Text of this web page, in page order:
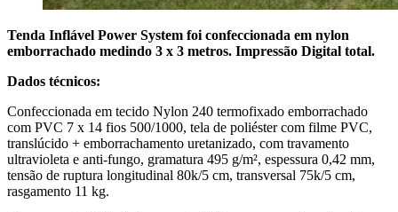
Tenda Inflável Power System foi confeccionada em nylon
emborrachado medindo 3 x 3 metros. Impressão Digital total.
Dados técnicos:
Confeccionada em tecido Nylon 240 termofixado emborrachado
com PVC 7 x 14 fios 500/1000, tela de poliéster com filme PVC,
translúcido + emborrachamento uretanizado, com travamento
ultravioleta e anti-fungo, gramatura 495 g/m², espessura 0,42 mm,
tensão de ruptura longitudinal 80k/5 cm, transversal 75k/5 cm,
rasgamento 11 kg.